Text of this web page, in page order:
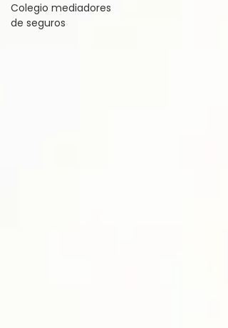
Colegio mediadores
de seguros